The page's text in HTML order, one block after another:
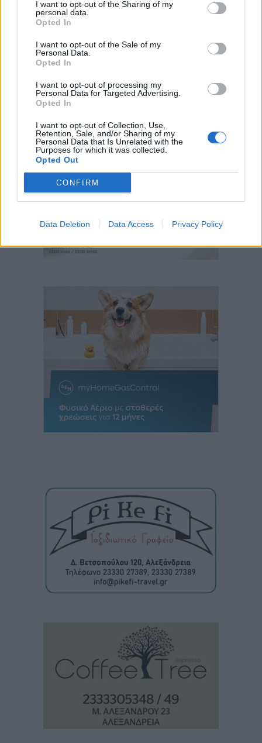
I want to opt-out of the Sharing of my
personal data.
Opted In
I want to opt-out of the Sale of my
Personal Data.
Opted In
I want to opt-out of processing my
Personal Data for Targeted Advertising.
Opted In
I want to opt-out of Collection, Use,
Retention, Sale, and/or Sharing of my
Personal Data that Is Unrelated with the
Purposes for which it was collected.
Opted Out
CONFIRM
Data Deletion Data Access Privacy Policy